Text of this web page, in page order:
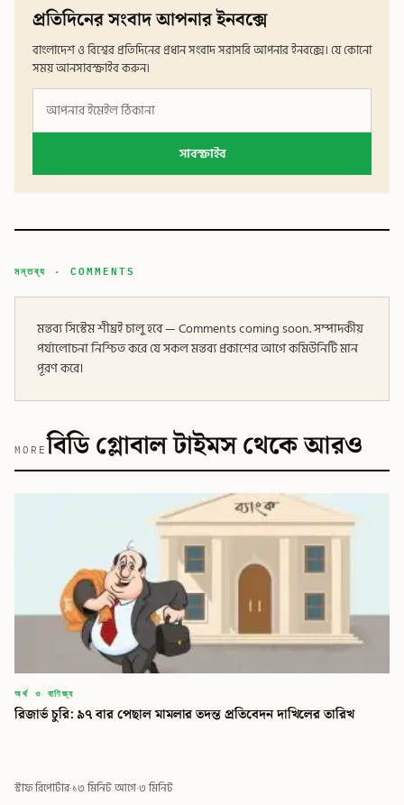
প্রতিদিনের সংবাদ আপনার ইনবক্সে
বাংলাদেশ ও বিশ্বের প্রতিদিনের প্রধান সংবাদ সরাসরি আপনার ইনবক্সে। যে কোনো
সময় আনসাবস্ক্রাইব করুন।
সাবস্ক্রাইব
মন্তব্য · COMMENTS
মন্তব্য সিস্টেম শীঘ্রই চালু হবে — Comments coming soon. সম্পাদকীয়
পর্যালোচনা নিশ্চিত করে যে সকল মন্তব্য প্রকাশের আগে কমিউনিটি মান
পূরণ করে।
MOREবিডি গ্লোবাল টাইমস থেকে আরও
অর্থ ও বাণিজ্য
রিজার্ভ চুরি: ৯৭ বার পেছাল মামলার তদন্ত প্রতিবেদন দাখিলের তারিখ
স্টাফ রিপোর্টার·১৩ মিনিট আগে·৩ মিনিট